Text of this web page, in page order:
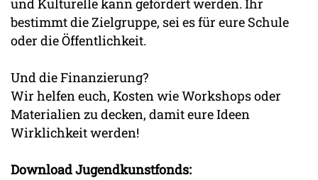
bestimmt die Zielgruppe, sei es für eure Schule
oder die Öffentlichkeit.
Und die Finanzierung?
Wir helfen euch, Kosten wie Workshops oder
Materialien zu decken, damit eure Ideen
Wirklichkeit werden!
Download Jugendkunstfonds: